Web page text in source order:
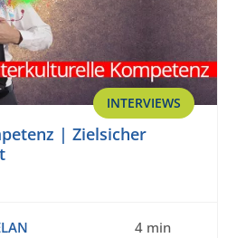
INTERVIEWS
| Zielsicher
4 min